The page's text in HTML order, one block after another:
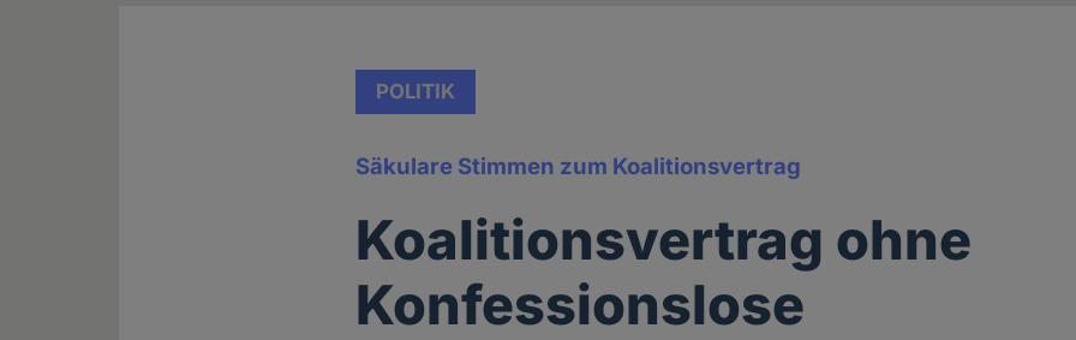
POLITIK
Säkulare Stimmen zum Koalitionsvertrag
Koalitionsvertrag ohne
Konfessionslose